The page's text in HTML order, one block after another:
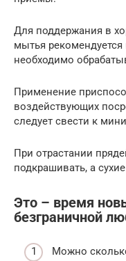
Для поддержания в
мытья
необходимо
Применение
воздействующих
следует свести к
При отрастании
подкрашивать, а
Это – время
безграничной
Можно